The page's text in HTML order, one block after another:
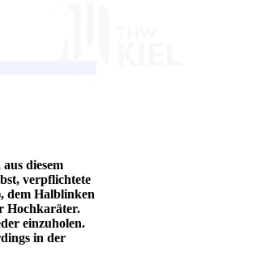
diesem
verpflichtete
dem Halblinken
Hochkaräter.
einzuholen.
in der